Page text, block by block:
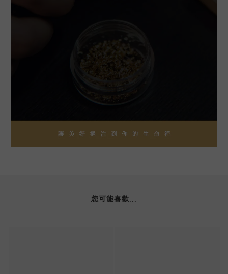
您可能喜歡...